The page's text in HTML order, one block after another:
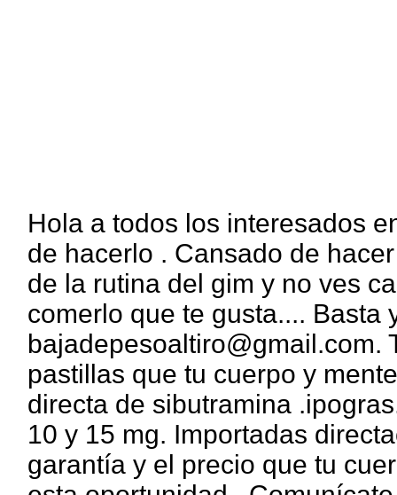
Hola a todos los interesados
de hacerlo . Cansado de
de la rutina del gim y no ves
comerlo que te gusta.... Basta
bajadepesoaltiro@gmail.com.
pastillas que tu cuerpo y
directa de sibutramina
10 y 15 mg. Importadas
garantía y el precio que tu